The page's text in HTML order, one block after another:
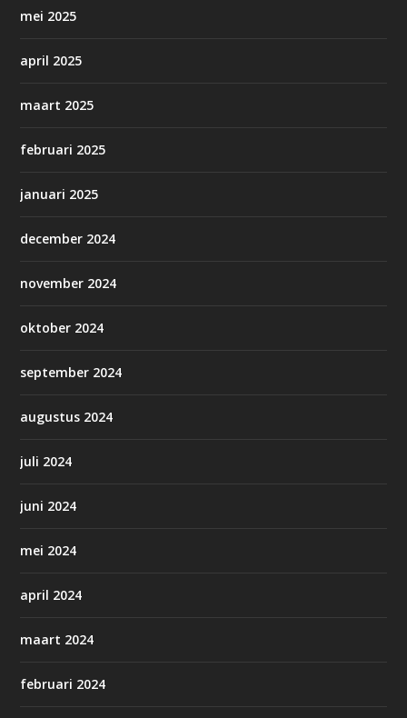
mei 2025
april 2025
maart 2025
februari 2025
januari 2025
december 2024
november 2024
oktober 2024
september 2024
augustus 2024
juli 2024
juni 2024
mei 2024
april 2024
maart 2024
februari 2024